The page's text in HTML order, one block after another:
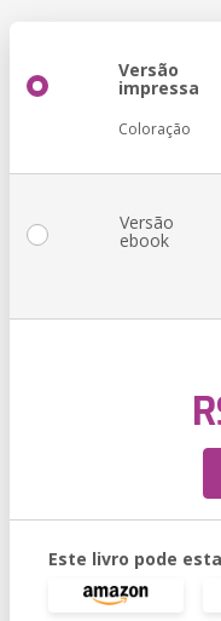
Versão
impressa
Coloração
Versão
ebook
Este livro pode